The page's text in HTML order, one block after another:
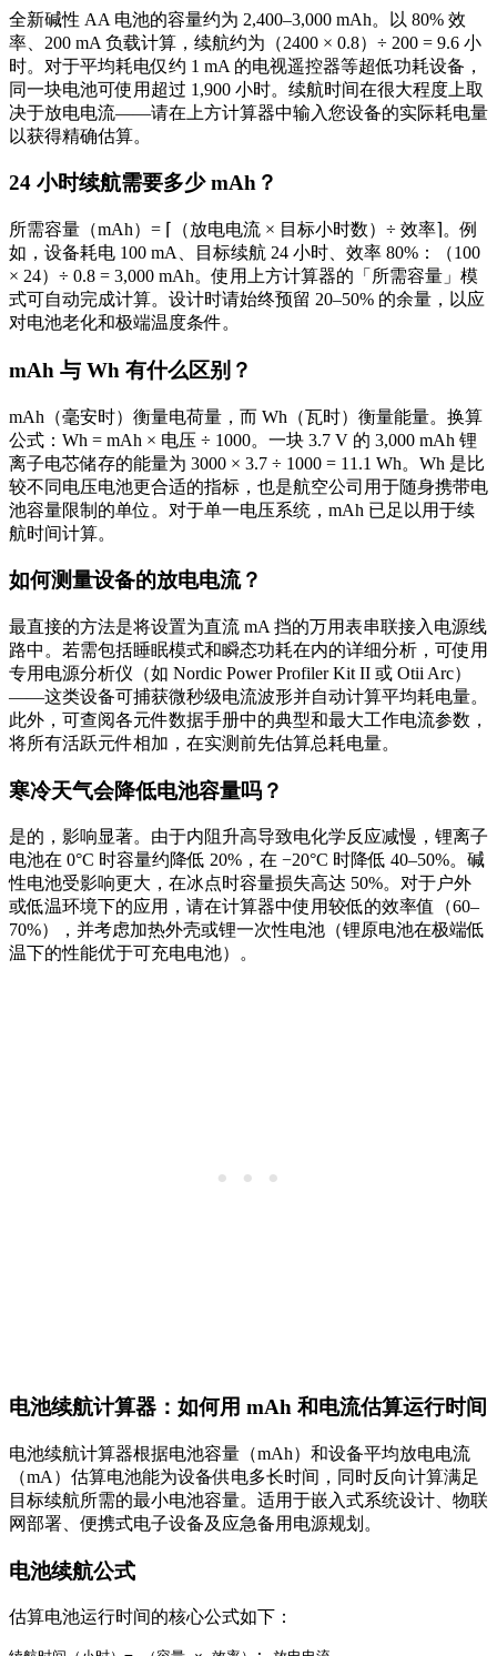
全新碱性 AA 电池的容量约为 2,400–3,000 mAh。以 80% 效
率、200 mA 负载计算，续航约为（2400 × 0.8）÷ 200 = 9.6 小
时。对于平均耗电仅约 1 mA 的电视遥控器等超低功耗设备，
同一块电池可使用超过 1,900 小时。续航时间在很大程度上取
决于放电电流——请在上方计算器中输入您设备的实际耗电量
以获得精确估算。
24 小时续航需要多少 mAh？
所需容量（mAh）= ⌈（放电电流 × 目标小时数）÷ 效率⌉。例
如，设备耗电 100 mA、目标续航 24 小时、效率 80%：（100
× 24）÷ 0.8 = 3,000 mAh。使用上方计算器的「所需容量」模
式可自动完成计算。设计时请始终预留 20–50% 的余量，以应
对电池老化和极端温度条件。
mAh 与 Wh 有什么区别？
mAh（毫安时）衡量电荷量，而 Wh（瓦时）衡量能量。换算
公式：Wh = mAh × 电压 ÷ 1000。一块 3.7 V 的 3,000 mAh 锂
离子电芯储存的能量为 3000 × 3.7 ÷ 1000 = 11.1 Wh。Wh 是比
较不同电压电池更合适的指标，也是航空公司用于随身携带电
池容量限制的单位。对于单一电压系统，mAh 已足以用于续
航时间计算。
如何测量设备的放电电流？
最直接的方法是将设置为直流 mA 挡的万用表串联接入电源线
路中。若需包括睡眠模式和瞬态功耗在内的详细分析，可使用
专用电源分析仪（如 Nordic Power Profiler Kit II 或 Otii Arc）
——这类设备可捕获微秒级电流波形并自动计算平均耗电量。
此外，可查阅各元件数据手册中的典型和最大工作电流参数，
将所有活跃元件相加，在实测前先估算总耗电量。
寒冷天气会降低电池容量吗？
是的，影响显著。由于内阻升高导致电化学反应减慢，锂离子
电池在 0°C 时容量约降低 20%，在 −20°C 时降低 40–50%。碱
性电池受影响更大，在冰点时容量损失高达 50%。对于户外
或低温环境下的应用，请在计算器中使用较低的效率值（60–
70%），并考虑加热外壳或锂一次性电池（锂原电池在极端低
温下的性能优于可充电电池）。
电池续航计算器：如何用 mAh 和电流估算运行时间
电池续航计算器根据电池容量（mAh）和设备平均放电电流
（mA）估算电池能为设备供电多长时间，同时反向计算满足
目标续航所需的最小电池容量。适用于嵌入式系统设计、物联
网部署、便携式电子设备及应急备用电源规划。
电池续航公式
估算电池运行时间的核心公式如下：